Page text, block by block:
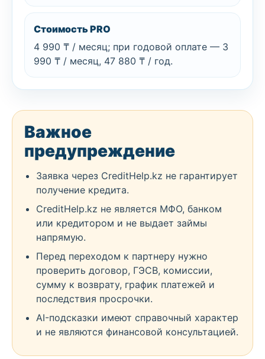
Стоимость PRO
4 990 ₸ / месяц; при годовой оплате — 3
990 ₸ / месяц, 47 880 ₸ / год.
Важное
предупреждение
Заявка через CreditHelp.kz не гарантирует
получение кредита.
CreditHelp.kz не является МФО, банком
или кредитором и не выдает займы
напрямую.
Перед переходом к партнеру нужно
проверить договор, ГЭСВ, комиссии,
сумму к возврату, график платежей и
последствия просрочки.
AI-подсказки имеют справочный характер
и не являются финансовой консультацией.